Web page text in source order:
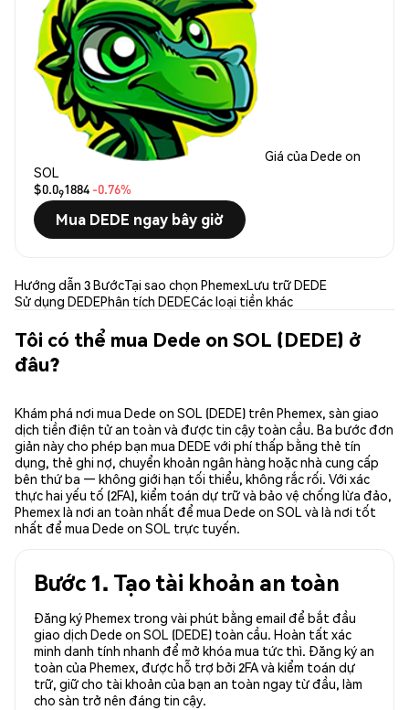
Giá của Dede on
SOL
$0.091884 -0.76%
Mua DEDE ngay bây giờ
Hướng dẫn 3 BướcTại sao chọn PhemexLưu trữ DEDE
Sử dụng DEDEPhân tích DEDECác loại tiền khác
Tôi có thể mua Dede on SOL (DEDE) ở
đâu?
Khám phá nơi mua Dede on SOL (DEDE) trên Phemex, sàn giao
dịch tiền điện tử an toàn và được tin cậy toàn cầu. Ba bước đơn
giản này cho phép bạn mua DEDE với phí thấp bằng thẻ tín
dụng, thẻ ghi nợ, chuyển khoản ngân hàng hoặc nhà cung cấp
bên thứ ba — không giới hạn tối thiểu, không rắc rối. Với xác
thực hai yếu tố (2FA), kiểm toán dự trữ và bảo vệ chống lừa đảo,
Phemex là nơi an toàn nhất để mua Dede on SOL và là nơi tốt
nhất để mua Dede on SOL trực tuyến.
Bước 1. Tạo tài khoản an toàn
Đăng ký Phemex trong vài phút bằng email để bắt đầu
giao dịch Dede on SOL (DEDE) toàn cầu. Hoàn tất xác
minh danh tính nhanh để mở khóa mua tức thì. Đăng ký an
toàn của Phemex, được hỗ trợ bởi 2FA và kiểm toán dự
trữ, giữ cho tài khoản của bạn an toàn ngay từ đầu, làm
cho sàn trở nên đáng tin cậy.